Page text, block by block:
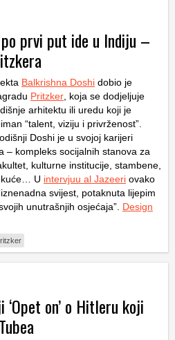
prvi put ide u Indiju –
Balkrishna Doshi dobio je
Pritzker , koja se dodjeljuje
arhitektu ili uredu koji je
“talent, viziju i privrženost”.
Doshi je u svojoj karijeri
– kompleks socijalnih stanova za
kulturne institucije, stambene,
kuće… U intervjuu al Jazeeri ovako
svijest, potaknuta lijepim
unutrašnjih osjećaja”. Design
on’ o Hitleru koji